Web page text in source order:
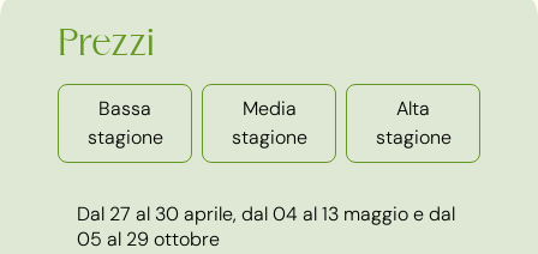
Prezzi
Bassa
stagione
Media
stagione
Alta
stagione
Dal 27 al 30 aprile, dal 04 al 13 maggio e dal
05 al 29 ottobre